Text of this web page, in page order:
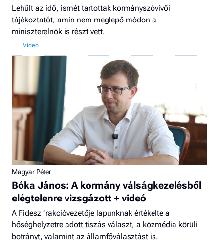
Lehűlt az idő, ismét tartottak kormányszóvivői
tájékoztatót, amin nem meglepő módon a
miniszterelnök is részt vett.
Magyar Péter
Bóka János: A kormány válságkezelésből
elégtelenre vizsgázott + videó
A Fidesz frakcióvezetője lapunknak értékelte a
hőséghelyzetre adott tiszás választ, a közmédia körüli
botrányt, valamint az államfőválasztást is.